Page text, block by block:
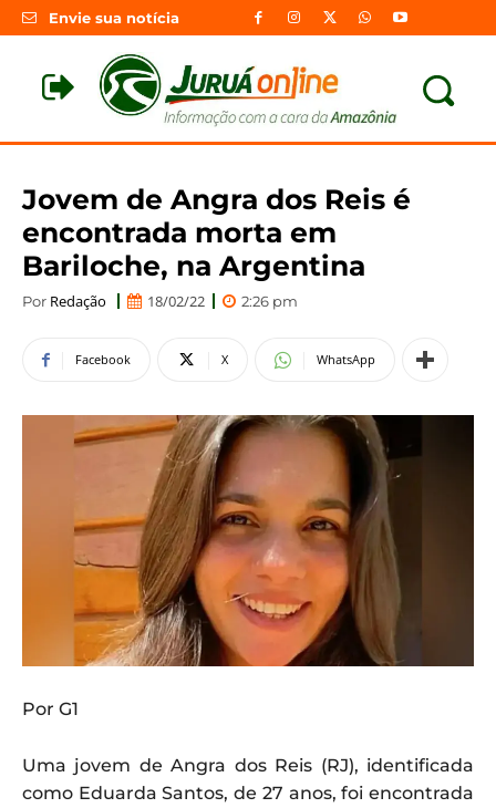
Envie sua notícia
Jovem de Angra dos Reis é
encontrada morta em
Bariloche, na Argentina
Por Redação 18/02/22 2:26 pm
Facebook X WhatsApp
Por G1
Uma jovem de Angra dos Reis (RJ), identificada
como Eduarda Santos, de 27 anos, foi encontrada